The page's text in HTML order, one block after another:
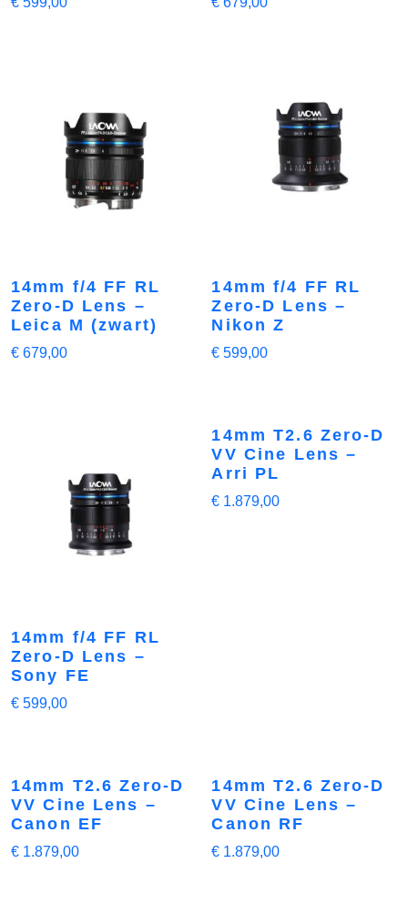
14mm f/4 FF RL
Zero-D Lens –
Leica M (zwart)
€ 679,00
14mm f/4 FF RL
Zero-D Lens –
Nikon Z
€ 599,00
14mm f/4 FF RL
Zero-D Lens –
Sony FE
€ 599,00
14mm T2.6 Zero-D
VV Cine Lens –
Arri PL
€ 1.879,00
14mm T2.6 Zero-D
VV Cine Lens –
Canon EF
€ 1.879,00
14mm T2.6 Zero-D
VV Cine Lens –
Canon RF
€ 1.879,00